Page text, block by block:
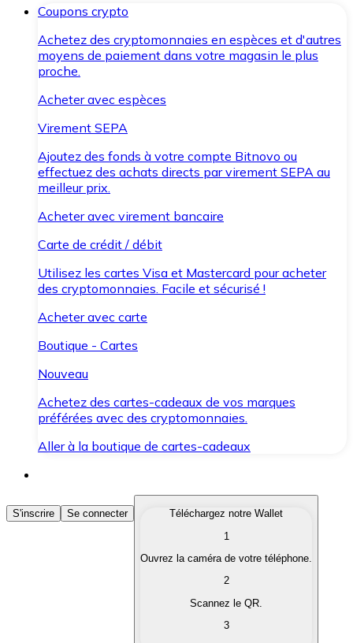
Coupons crypto
Achetez des cryptomonnaies en espèces et d'autres
moyens de paiement dans votre magasin le plus
proche.
Acheter avec espèces
Virement SEPA
Ajoutez des fonds à votre compte Bitnovo ou
effectuez des achats directs par virement SEPA au
meilleur prix.
Acheter avec virement bancaire
Carte de crédit / débit
Utilisez les cartes Visa et Mastercard pour acheter
des cryptomonnaies. Facile et sécurisé !
Acheter avec carte
Boutique - Cartes
Nouveau
Achetez des cartes-cadeaux de vos marques
préférées avec des cryptomonnaies.
Aller à la boutique de cartes-cadeaux
Acheter des Cryptomonnaies
Achetez les cryptomonnaies qui vous intéressent
Convertissez vos cryptomonnaies en monnaie
S'inscrire Se connecter
Téléchargez notre Wallet
1
Ouvrez la caméra de votre téléphone.
2
Scannez le QR.
3